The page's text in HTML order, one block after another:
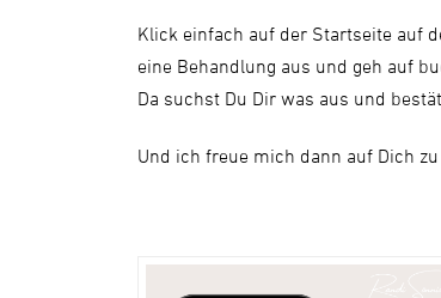
Klick einfach auf der Startseite auf
eine Behandlung aus und geh auf
Da suchst Du Dir was aus und
Und ich freue mich dann auf Dich zu